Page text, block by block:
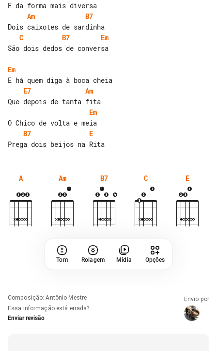
Am
B7
C
B7
Em
São dois dedos de conversa
Em
E7
Am
Em
B7
E
A Am B7 C E
Tom Rolagem Mídia Opções
Composição:Antônio Mestre
Essa informação está errada?
Enviar revisão
Envio por